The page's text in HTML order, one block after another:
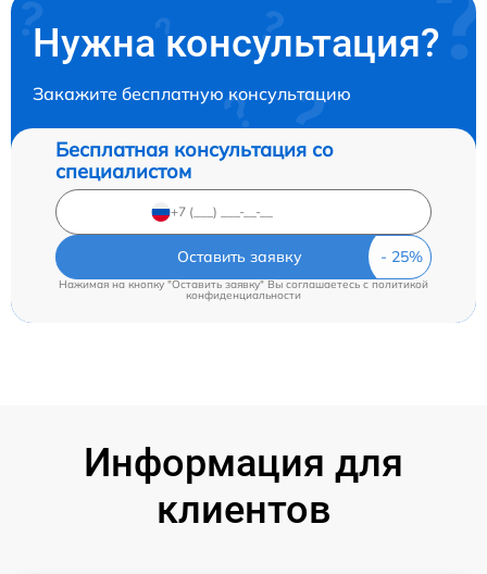
Нужна консультация?
Закажите бесплатную консультацию
Бесплатная консультация со
специалистом
Оставить заявку
Нажимая на кнопку "Оставить заявку" Вы соглашаетесь cполитикой
конфиденциальности
Информация для
клиентов